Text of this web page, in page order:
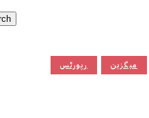
رپورٹس میگزین